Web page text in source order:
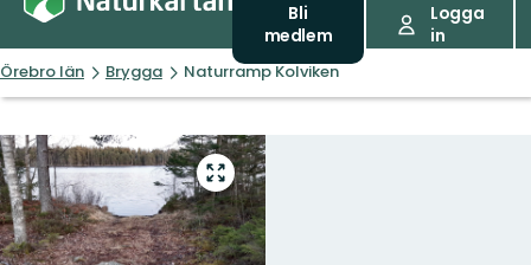
Bli
medlem
Logga
in
Örebro län Brygga Naturramp Kolviken
Gå
till
helskärmsläge